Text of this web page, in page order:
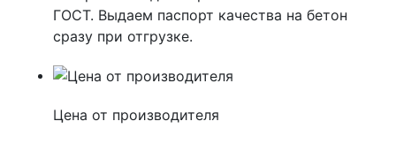
ГОСТ. Выдаем паспорт качества на бетон
сразу при отгрузке.
Цена от производителя